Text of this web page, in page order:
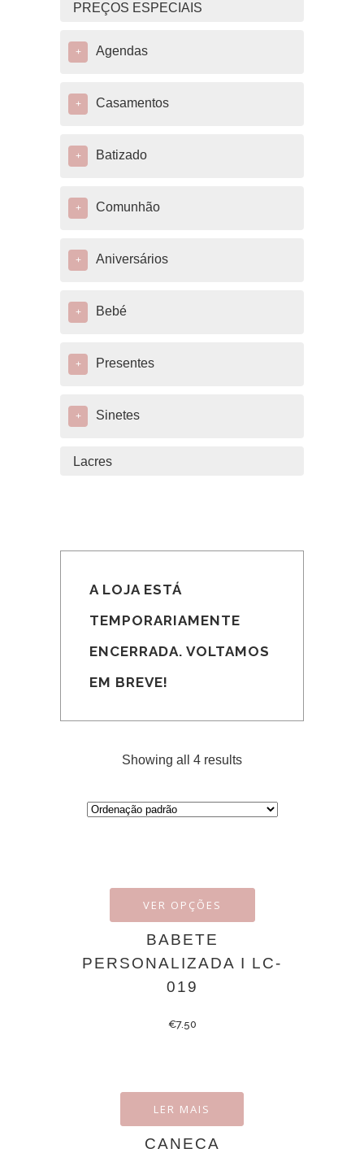
PREÇOS ESPECIAIS
+ Agendas
+ Casamentos
+ Batizado
+ Comunhão
+ Aniversários
+ Bebé
+ Presentes
+ Sinetes
Lacres
A LOJA ESTÁ
TEMPORARIAMENTE
ENCERRADA. VOLTAMOS
EM BREVE!
Showing all 4 results
VER OPÇÕES
BABETE
PERSONALIZADA I LC-
019
€7.50
LER MAIS
CANECA